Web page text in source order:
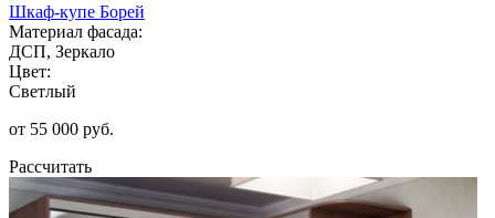
Шкаф-купе Борей
Материал фасада:
ДСП, Зеркало
Цвет:
Светлый
от 55 000 руб.
Рассчитать